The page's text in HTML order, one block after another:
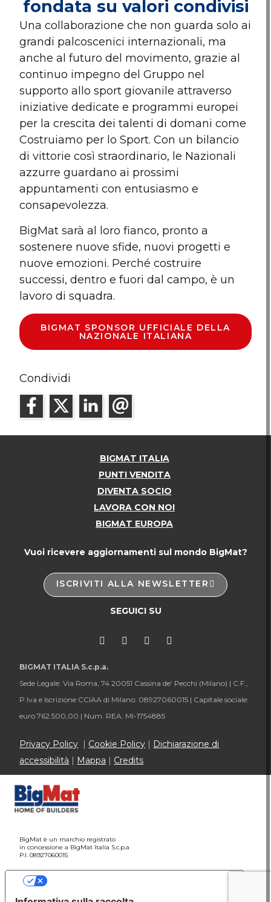
fondata su valori condivisi
Una collaborazione che non guarda solo ai
grandi palcoscenici internazionali, ma
anche al futuro del movimento, grazie al
continuo impegno del Gruppo nel
supporto allo sport giovanile attraverso
iniziative dedicate e programmi europei
per la crescita dei talenti di domani come
Costruiamo per lo Sport. Con un bilancio
di vittorie così straordinario, le Nazionali
azzurre guardano ai prossimi
appuntamenti con entusiasmo e
consapevolezza.
BigMat sarà al loro fianco, pronto a
sostenere nuove sfide, nuovi progetti e
nuove emozioni. Perché costruire
successi, dentro e fuori dal campo, è un
lavoro di squadra.
BIGMAT SPONSOR UFFICIALE DELLA
NAZIONALE ITALIANA
Condividi
BIGMAT ITALIA
PUNTI VENDITA
DIVENTA SOCIO
LAVORA CON NOI
BIGMAT EUROPA
Vuoi ricevere aggiornamenti sul mondo BigMat?
ISCRIVITI ALLA NEWSLETTER
SEGUICI SU
BIGMAT ITALIA S.c.p.a.
Sede Legale: Via Roma, 74 20051 Cassina de’ Pecchi (Milano) | C.F.,
P.Iva e Iscrizione CCIAA di Milano: 08927060015 | Capitale sociale:
euro 762.500,00 | Num. REA: MI-1754885
Privacy Policy Cookie Policy
Dichiarazione di
accessibilità
Mappa Credits
BigMat è un marchio registrato
in concessione a BigMat Italia S.c.p.a
P.I. 08927060015
Le tue preferenze relative alla privacy